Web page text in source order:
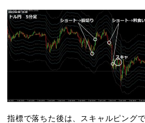
指標で落ちた後は、スキャルピング